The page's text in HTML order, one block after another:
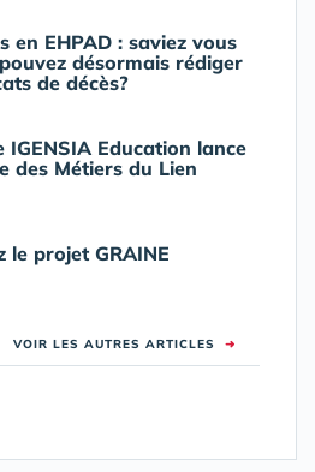
en EHPAD : saviez vous
désormais rédiger
de décès?
IGENSIA Education lance
des Métiers du Lien
le projet GRAINE
VOIR LES AUTRES ARTICLES ➜